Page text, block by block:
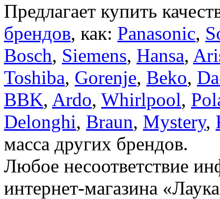
Предлагает купить
брендов, как: Panasonic,
Bosch, Siemens, Hansa,
Toshiba, Gorenje, Beko,
BBK, Ardo, Whirlpool,
Delonghi, Braun, Mystery,
масса других брендов.
Любое несоответствие
интернет-магазина